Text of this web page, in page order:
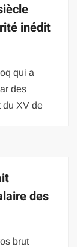
inédit
qui a
des
du XV de
des
brut